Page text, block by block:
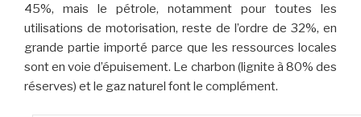
45%, mais le pétrole, notamment pour toutes les
utilisations de motorisation, reste de l’ordre de 32%, en
grande partie importé parce que les ressources locales
sont en voie d’épuisement. Le charbon (lignite à 80% des
réserves) et le gaz naturel font le complément.